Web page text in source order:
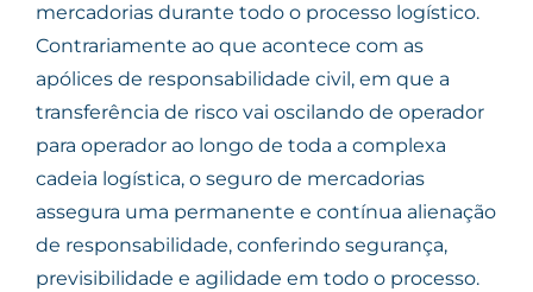
mercadorias durante todo o processo logístico.
Contrariamente ao que acontece com as
apólices de responsabilidade civil, em que a
transferência de risco vai oscilando de operador
para operador ao longo de toda a complexa
cadeia logística, o seguro de mercadorias
assegura uma permanente e contínua alienação
de responsabilidade, conferindo segurança,
previsibilidade e agilidade em todo o processo.